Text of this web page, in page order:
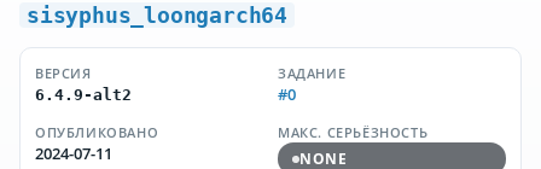
sisyphus_loongarch64
ВЕРСИЯ
6.4.9-alt2
ЗАДАНИЕ
#0
ОПУБЛИКОВАНО
2024-07-11
МАКС. СЕРЬЁЗНОСТЬ
NONE